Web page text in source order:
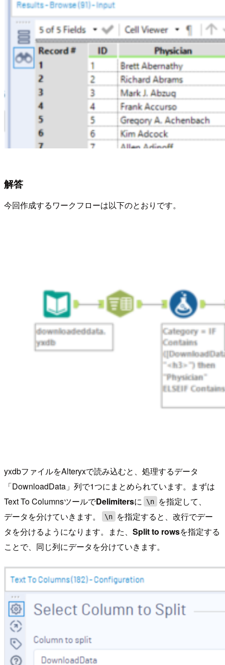
解答
今回作成するワークフローは以下のとおりです。
yxdbファイルをAlteryxで読み込むと、処理するデータ
「DownloadData」列で1つにまとめられています。まずは
Text To ColumnsツールでDelimitersに \n
を指定して、
データを分けていきます。
\n
を指定すると、改行でデー
タを分けるようになります。また、 Split to rowsを指定する
ことで、同じ列にデータを分けていきます。